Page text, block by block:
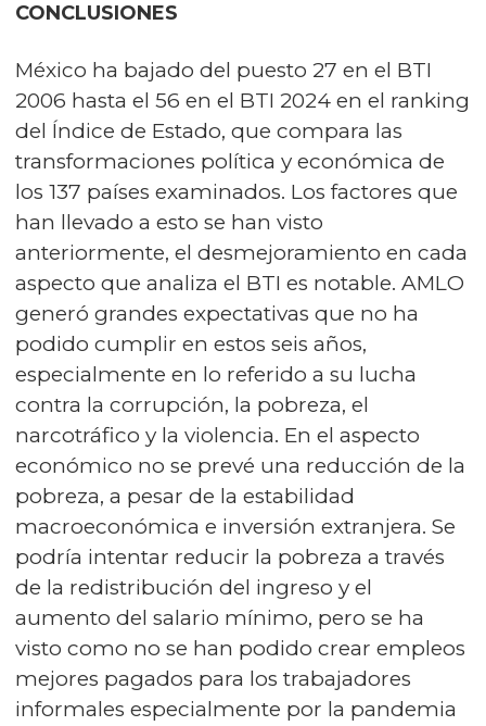
CONCLUSIONES
México ha bajado del puesto 27 en el BTI
2006 hasta el 56 en el BTI 2024 en el ranking
del Índice de Estado, que compara las
transformaciones política y económica de
los 137 países examinados. Los factores que
han llevado a esto se han visto
anteriormente, el desmejoramiento en cada
aspecto que analiza el BTI es notable. AMLO
generó grandes expectativas que no ha
podido cumplir en estos seis años,
especialmente en lo referido a su lucha
contra la corrupción, la pobreza, el
narcotráfico y la violencia. En el aspecto
económico no se prevé una reducción de la
pobreza, a pesar de la estabilidad
macroeconómica e inversión extranjera. Se
podría intentar reducir la pobreza a través
de la redistribución del ingreso y el
aumento del salario mínimo, pero se ha
visto como no se han podido crear empleos
mejores pagados para los trabajadores
informales especialmente por la pandemia